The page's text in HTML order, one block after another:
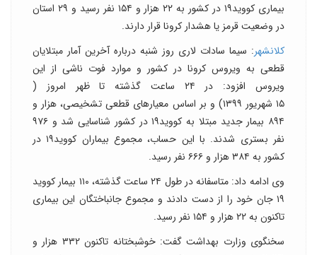
بیماری کووید۱۹ در کشور به ۲۲ هزار و ۱۵۴ نفر رسید و ۲۹ استان
در وضعیت قرمز یا هشدار کرونا قرار دارند.
کلانشهر: سیما سادات لاری روز شنبه درباره آخرین آمار مبتلایان
قطعی به ویروس کرونا در کشور و موارد فوت ناشی از این
ویروس افزود: در ۲۴ ساعت گذشته تا ظهر امروز (
۱۵ شهریور ۱۳۹۹) و بر اساس معیارهای قطعی تشخیصی، هزار و
۸۹۴ بیمار جدید مبتلا به کووید۱۹ در کشور شناسایی شد و ۹۷۶
نفر بستری شدند. با این حساب، مجموع بیماران کووید۱۹ در
کشور به ۳۸۴ هزار و ۶۶۶ نفر رسید.
وی ادامه داد: متاسفانه در طول ۲۴ ساعت گذشته، ۱۱۰ بیمار کووید
۱۹ جان خود را از دست دادند و مجموع جانباختگان این بیماری
تاکنون به ۲۲ هزار و ۱۵۴ نفر رسید.
سخنگوی وزارت بهداشت گفت: خوشبختانه تاکنون ۳۳۲ هزار و